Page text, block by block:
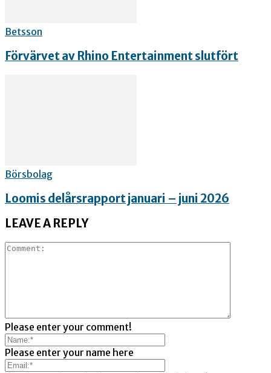
Betsson
Förvärvet av Rhino Entertainment slutfört
Börsbolag
Loomis delårsrapport januari – juni 2026
LEAVE A REPLY
Please enter your comment!
Please enter your name here